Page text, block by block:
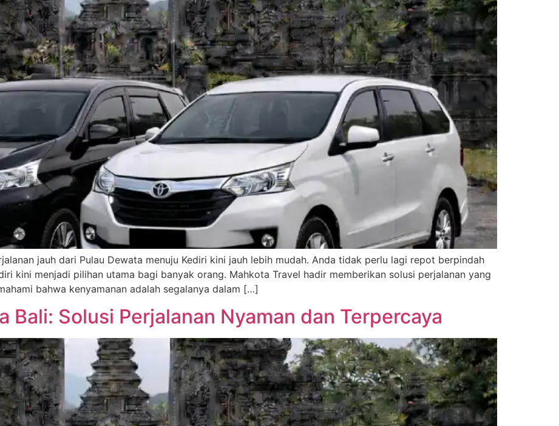
jauh dari Pulau Dewata menuju Kediri kini jauh lebih mudah. Anda tidak perlu lagi repot berpindah
kini menjadi pilihan utama bagi banyak orang. Mahkota Travel hadir memberikan solusi perjalanan yang
bahwa kenyamanan adalah segalanya dalam […]
Bali: Solusi Perjalanan Nyaman dan Terpercaya